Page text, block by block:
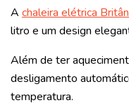
A chaleira elétrica
litro e um design
Além de ter
desligamento
temperatura.